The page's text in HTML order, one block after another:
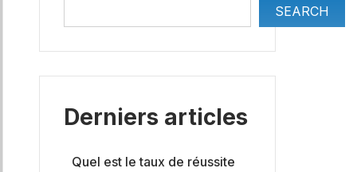
SEARCH
Derniers articles
Quel est le taux de réussite